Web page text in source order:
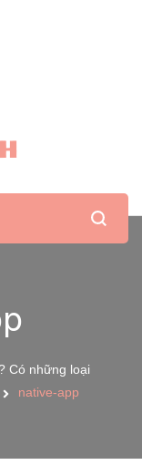
Có những loại
native-app